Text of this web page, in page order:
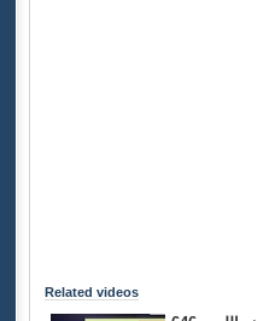
Related videos